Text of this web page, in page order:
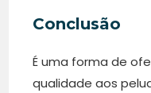
Conclusão
É uma forma de
qualidade aos